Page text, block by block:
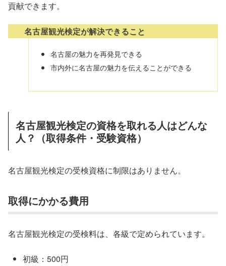
貢献できます。
名古屋観光検定が解決できること
名古屋の魅力を再発見できる
市内外に名古屋の魅力を伝えることができる
名古屋観光検定の資格を取れる人はどんな
人？（取得条件・受験資格）
名古屋観光検定の受検資格に制限はありません。
取得にかかる費用
名古屋観光検定の受検料は、各級で定められています。
初級：500円